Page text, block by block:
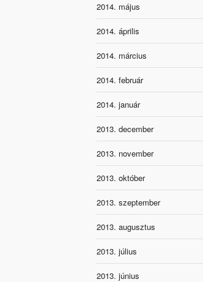
2014. május
2014. április
2014. március
2014. február
2014. január
2013. december
2013. november
2013. október
2013. szeptember
2013. augusztus
2013. július
2013. június